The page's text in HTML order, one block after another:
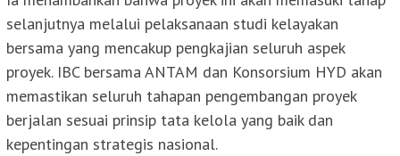
selanjutnya melalui pelaksanaan studi kelayakan
bersama yang mencakup pengkajian seluruh aspek
proyek. IBC bersama ANTAM dan Konsorsium HYD akan
memastikan seluruh tahapan pengembangan proyek
berjalan sesuai prinsip tata kelola yang baik dan
kepentingan strategis nasional.